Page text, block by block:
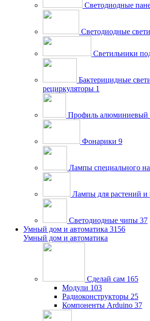
Светодиодные
Светодиодные
Светильники
Бактерицидные
рециркуляторы 1
Профиль алюминиевый
Фонарики 9
Лампы специального
Лампы для растений и
Светодиодные чипы 37
Умный дом и автоматика 3156
Умный дом и автоматика
Сделай сам 165
Модули 103
Радиоконструкторы 25
Компоненты Arduino 37